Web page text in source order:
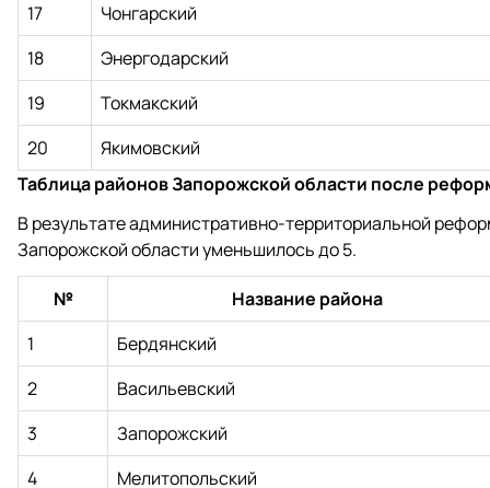
17
Чонгарский
18
Энергодарский
19
Токмакский
20
Якимовский
Таблица районов Запорожской области после
В результате административно-территориальной
Запорожской области уменьшилось до 5.
№
Название района
1
Бердянский
2
Васильевский
3
Запорожский
4
Мелитопольский